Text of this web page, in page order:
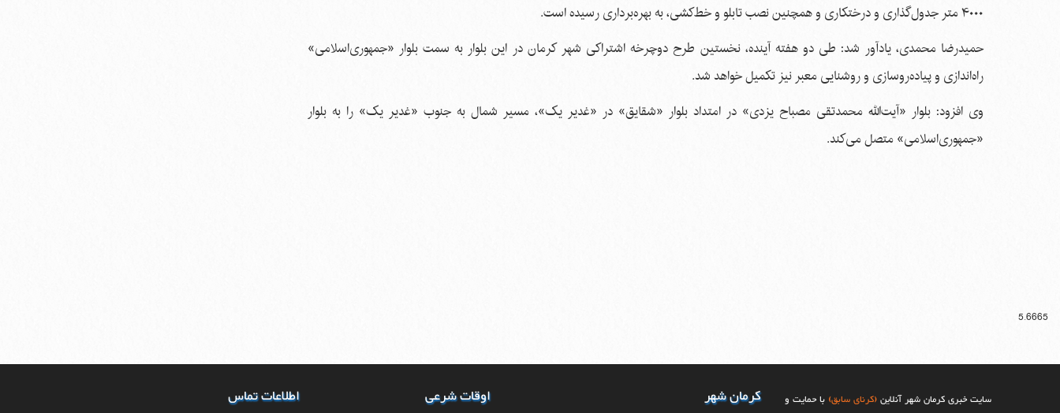
۴۰۰۰ متر جدول‌گذاری و درختکاری و همچنین نصب تابلو و خط‌کشی، به بهره‌برداری رسیده است.
حمیدرضا محمدی، یادآور شد: طی دو هفته آینده، نخستین طرح دوچرخه اشتراکی شهر کرمان در این بلوار به سمت بلوار «جمهوری‌اسلامی»
راه‌اندازی و پیاده‌روسازی و روشنایی معبر نیز تکمیل خواهد شد.
وی افزود: بلوار «آیت‌الله محمدتقی مصباح یزدی» در امتداد بلوار «شقایق» در «غدیر یک»، مسیر شمال به جنوب «غدیر یک» را به بلوار
«جمهوری‌اسلامی» متصل می‌کند.
5.6665
سایت خبری کرمان شهر آنلاین(کرنای سابق) با حمایت و کرمان شهر اوقات شرعی اطلاعات تماس